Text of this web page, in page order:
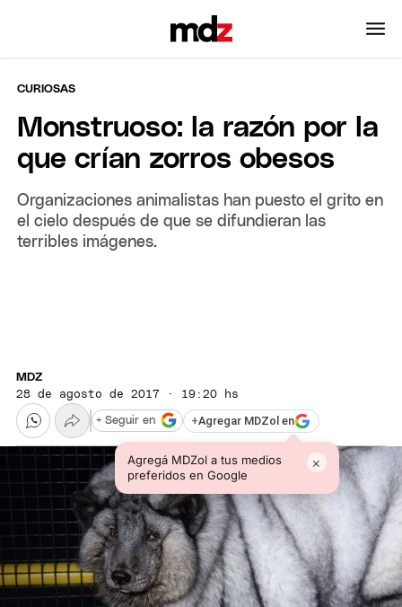
CURIOSAS
Monstruoso: la razón por la
que crían zorros obesos
Organizaciones animalistas han puesto el grito en
el cielo después de que se difundieran las
terribles imágenes.
MDZ
28 de agosto de 2017 · 19:20 hs
+Agregar MDZol en
Agregá MDZol a tus medios
preferidos en Google
×
+ Seguir en